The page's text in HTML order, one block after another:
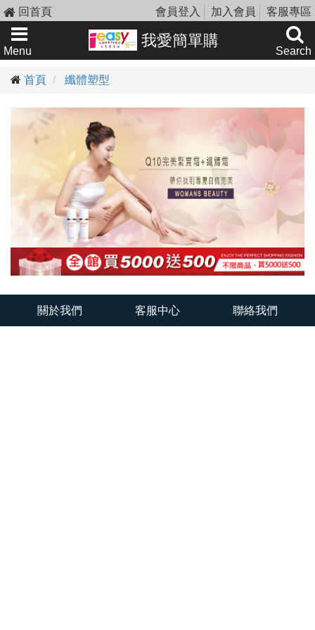
回首頁 會員登入 加入會員 客服專區
Menu
我愛簡單購
Search
首頁 纖體塑型
關於我們 客服中心 聯絡我們